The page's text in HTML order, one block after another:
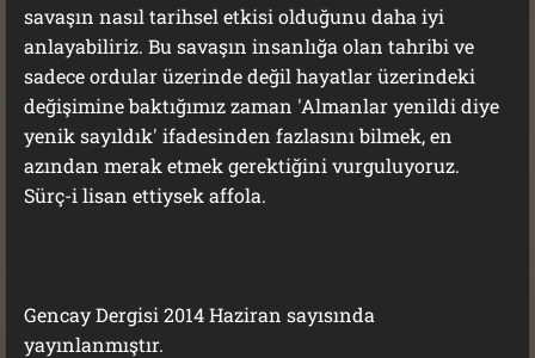
savaşın nasıl tarihsel etkisi olduğunu daha iyi
anlayabiliriz. Bu savaşın insanlığa olan tahribi ve
sadece ordular üzerinde değil hayatlar üzerindeki
değişimine baktığımız zaman 'Almanlar yenildi diye
yenik sayıldık' ifadesinden fazlasını bilmek, en
azından merak etmek gerektiğini vurguluyoruz.
Sürç-i lisan ettiysek affola.
Gencay Dergisi 2014 Haziran sayısında
yayınlanmıştır.